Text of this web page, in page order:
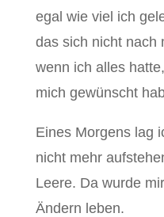
egal wie viel ich
das sich nicht nach
wenn ich alles
mich gewünscht
Eines Morgens lag
nicht mehr
Leere. Da wurde
Ändern leben.